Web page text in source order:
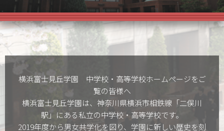
横浜富士見丘学園 中学校・高等学校ホームぺージをご
覧の皆様へ
横浜富士見丘学園は、神奈川県横浜市相鉄線「二俣川
駅」にある私立の中学校・高等学校です。
2019年度から男女共学化を図り、学園に新しい歴史を刻